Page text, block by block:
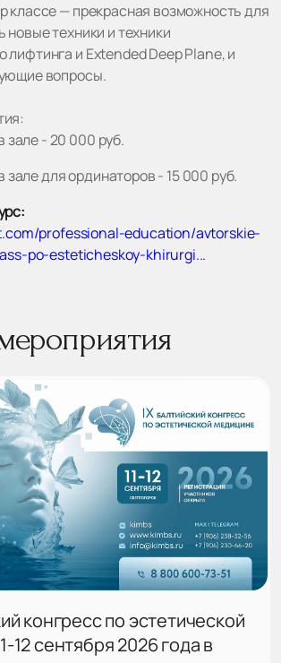
классе — прекрасная возможность для
новые техники и техники
лифтинга и Extended Deep Plane, и
вопросы.
зале - 20 000 руб.
зале для ординаторов - 15 000 руб.
professional-education/avtorskie-
po-esteticheskoy-khirurgi...
конгресс по эстетической
12 сентября 2026 года в